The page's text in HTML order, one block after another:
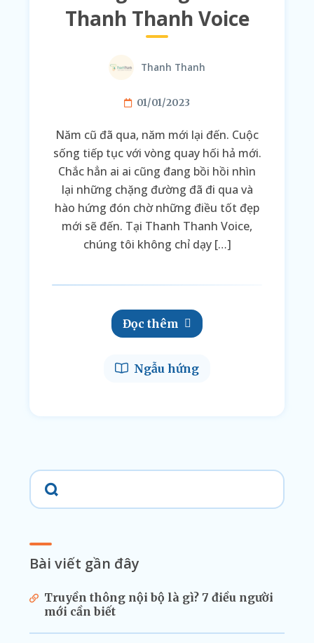
Thanh Thanh Voice
Thanh Thanh
01/01/2023
Năm cũ đã qua, năm mới lại đến. Cuộc
sống tiếp tục với vòng quay hối hả mới.
Chắc hẳn ai ai cũng đang bồi hồi nhìn
lại những chặng đường đã đi qua và
hào hứng đón chờ những điều tốt đẹp
mới sẽ đến. Tại Thanh Thanh Voice,
chúng tôi không chỉ dạy […]
Đọc thêm
Ngẫu hứng
Bài viết gần đây
Truyền thông nội bộ là gì? 7 điều người
mới cần biết